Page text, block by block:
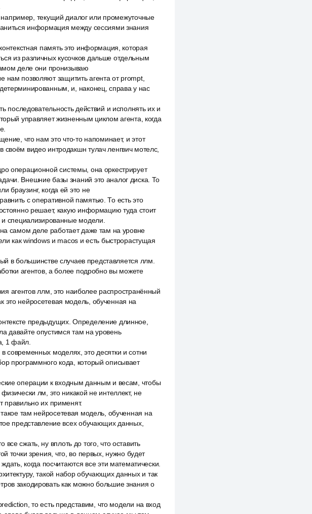
например, текущий диалог или промежуточные
информация между сессиями знания
память это информация, которая
из различных кусочков дальше отдельным
деле они пронизываю
позволяют защитить агента от prompt,
и, наконец, справа у нас
последовательность действий и исполнять их и
управляет жизненным циклом агента, когда
что нам это что-то напоминает, и этот
видео интродакшн тулач ленгвич мотелс,
операционной системы, она оркестрирует
Внешние базы знаний это аналог диска. То
браузинг, когда ей это не
с оперативной памятью. То есть это
решает, какую информацию туда стоит
специализированные модели.
самом деле работает даже там на уровне
как windows и macos и есть быстрорастущая
в большинстве случаев представляется ллм.
агентов, а более подробно вы можете
агентов ллм, это наиболее распространённый
это нейросетевая модель, обученная на
предыдущих. Определение длинное,
давайте опустимся там на уровень
1 файл.
современных моделях, это десятки и сотни
программного кода, который описывает
операции к входным данным и весам, чтобы
лм, это никакой не интеллект, не
правильно их применят.
там нейросетевая модель, обученная на
представление всех обучающих данных,
сжать, ну вплоть до того, что оставить
точки зрения, что, во первых, нужно будет
когда посчитаются все эти математически.
такой набор обучающих данных и так
закодировать как можно большие знания о
то есть представим, что модели на вход